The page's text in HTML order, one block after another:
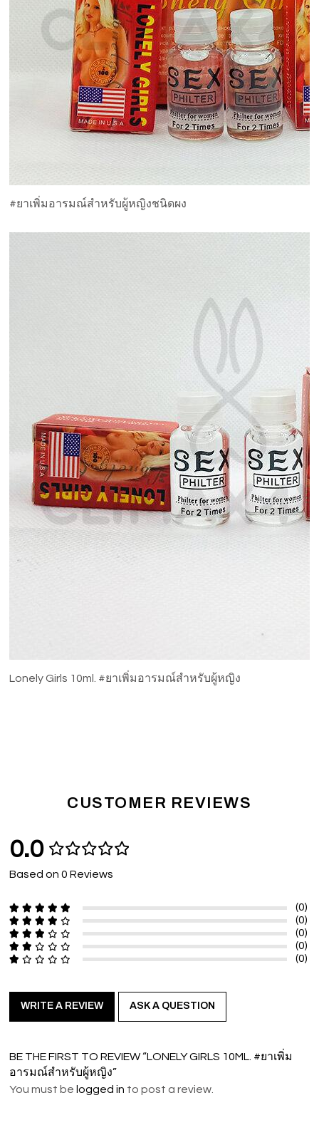
#ยาเพิ่มอารมณ์สำหรับผู้หญิงชนิดผง
Lonely Girls 10ml. #ยาเพิ่มอารมณ์สำหรับผู้หญิง
CUSTOMER REVIEWS
0.0
Based on 0 Reviews
(0)
(0)
(0)
(0)
(0)
WRITE A REVIEW ASK A QUESTION
BE THE FIRST TO REVIEW “LONELY GIRLS 10ML. #ยาเพิ่ม
อารมณ์สำหรับผู้หญิง”
You must be logged in to post a review.